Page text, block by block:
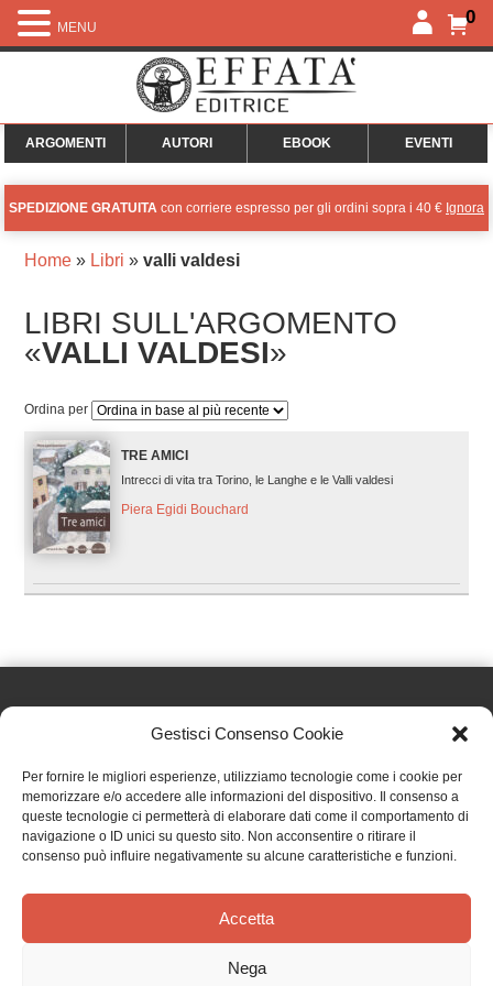
Gestisci Consenso Cookie
Per fornire le migliori esperienze, utilizziamo tecnologie come i cookie per
memorizzare e/o accedere alle informazioni del dispositivo. Il consenso a
queste tecnologie ci permetterà di elaborare dati come il comportamento di
navigazione o ID unici su questo sito. Non acconsentire o ritirare il
consenso può influire negativamente su alcune caratteristiche e funzioni.
Accetta
Nega
0
ARGOMENTI AUTORI EBOOK EVENTI
SPEDIZIONE GRATUITA con corriere espresso per gli ordini sopra i 40 € Ignora
Home» Libri » valli valdesi
LIBRI SULL'ARGOMENTO
«VALLI VALDESI»
Ordina per
TRE AMICI
Intrecci di vita tra Torino, le Langhe e le Valli valdesi
Piera Egidi Bouchard
Effatà Editrice di Pellegrino Paolo SAS
C.F. e P.IVA 09655250018
Via Tre Denti, 1 - 10060 Cantalupa (TO)
Telefono: (+39) 0121 353452 - Fax: (+39) 0121 353839
TERMINI E CONDIZIONI
MENU